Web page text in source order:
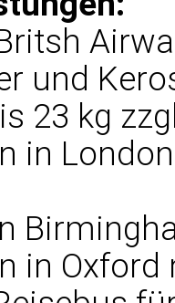
und
23 kg
in
in
in